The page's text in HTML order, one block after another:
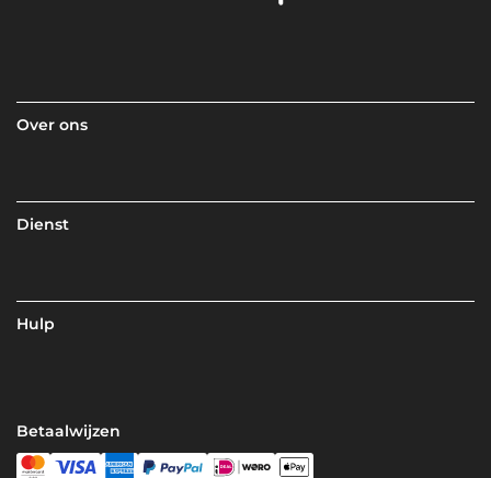
Over ons
Dienst
Hulp
Betaalwijzen